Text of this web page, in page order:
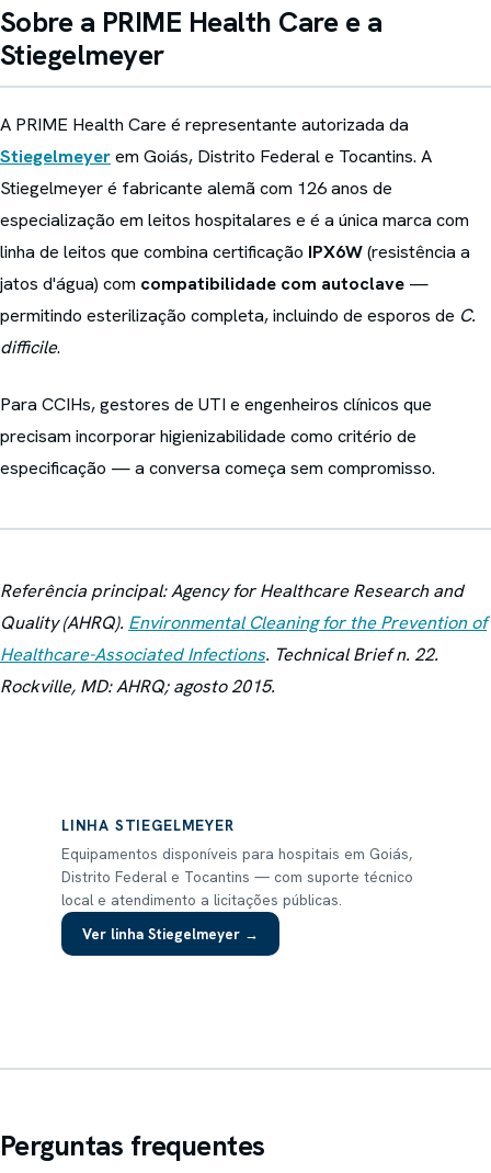
Sobre a PRIME Health Care e a
Stiegelmeyer
A PRIME Health Care é representante autorizada da
Stiegelmeyerem Goiás, Distrito Federal e Tocantins. A
Stiegelmeyer é fabricante alemã com 126 anos de
especialização em leitos hospitalares e é a única marca com
linha de leitos que combina certificação IPX6W(resistência a
jatos d'água) com compatibilidade com autoclave —
permitindo esterilização completa, incluindo de esporos de C.
difficile.
Para CCIHs, gestores de UTI e engenheiros clínicos que
precisam incorporar higienizabilidade como critério de
especificação — a conversa começa sem compromisso.
Referência principal: Agency for Healthcare Research and
Quality (AHRQ). Environmental Cleaning for the Prevention of
Healthcare-Associated Infections. Technical Brief n. 22.
Rockville, MD: AHRQ; agosto 2015.
LINHA STIEGELMEYER
Equipamentos disponíveis para hospitais em Goiás,
Distrito Federal e Tocantins — com suporte técnico
local e atendimento a licitações públicas.
Ver linha Stiegelmeyer→
Perguntas frequentes